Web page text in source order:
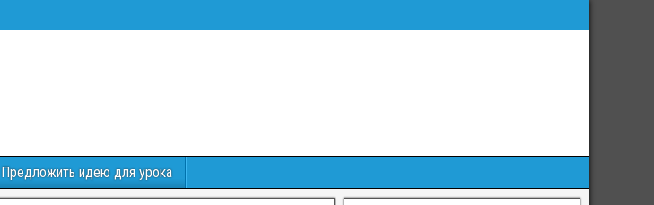
Предложить идею для урока